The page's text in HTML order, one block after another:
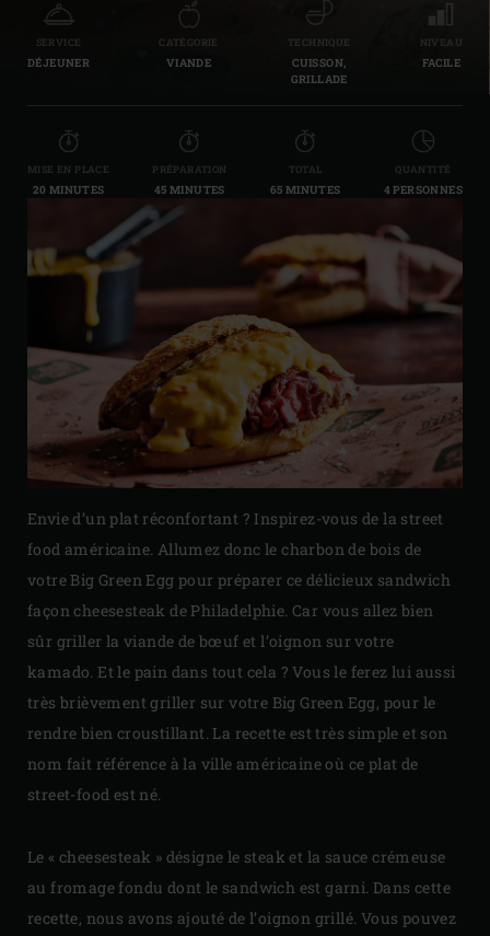
SERVICE
DÉJEUNER
CATÉGORIE
VIANDE
TECHNIQUE
CUISSON,
GRILLADE
NIVEAU
FACILE
MISE EN PLACE
20 MINUTES
PRÉPARATION
45 MINUTES
TOTAL
65 MINUTES
QUANTITÉ
4 PERSONNES
Envie d’un plat réconfortant ? Inspirez-vous de la street
food américaine. Allumez donc le charbon de bois de
votre Big Green Egg pour préparer ce délicieux sandwich
façon cheesesteak de Philadelphie. Car vous allez bien
sûr griller la viande de bœuf et l’oignon sur votre
kamado. Et le pain dans tout cela ? Vous le ferez lui aussi
très brièvement griller sur votre Big Green Egg, pour le
rendre bien croustillant. La recette est très simple et son
nom fait référence à la ville américaine où ce plat de
street-food est né.
Le « cheesesteak » désigne le steak et la sauce crémeuse
au fromage fondu dont le sandwich est garni. Dans cette
recette, nous avons ajouté de l’oignon grillé. Vous pouvez